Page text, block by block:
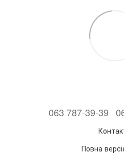
063 787-39-39
Повна